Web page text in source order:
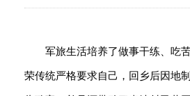
军旅生活培养了做事干练、吃
荣传统严格要求自己，回乡后因地